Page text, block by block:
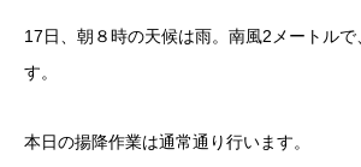
17日、朝８時の天候は雨。南風2メートル
す。
本日の揚降作業は通常通り行います。